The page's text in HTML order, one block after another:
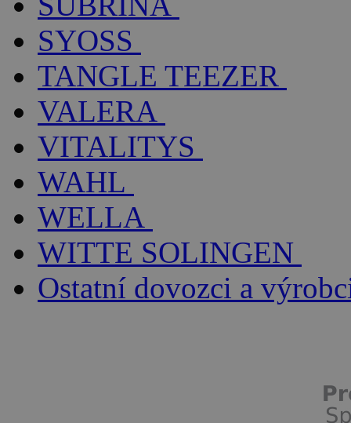
SYOSS
TANGLE TEEZER
VALERA
VITALITYS
WAHL
WELLA
WITTE SOLINGEN
Ostatní dovozci a